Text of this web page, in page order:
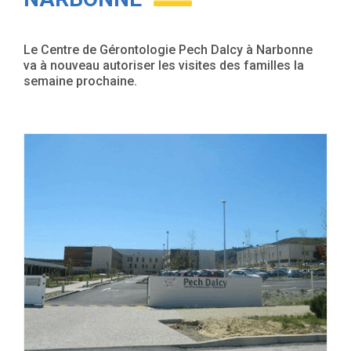
Le Centre de Gérontologie Pech Dalcy à Narbonne
va à nouveau autoriser les visites des familles la
semaine prochaine.